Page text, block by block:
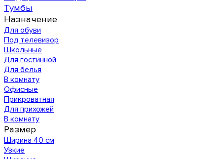
Тумбы
Назначение
Для обуви
Под телевизор
Школьные
Для гостинной
Для белья
В комнату
Офисные
Прикроватная
Для прихожей
В комнату
Размер
Ширина 40 см
Узкие